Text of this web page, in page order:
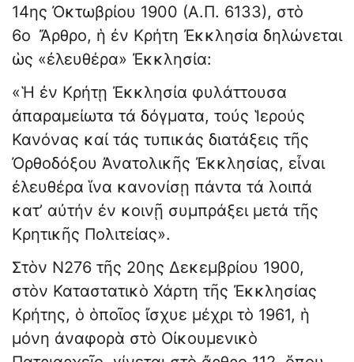
14ης Ὀκτωβρίου 1900 (Α.Π. 6133), στὸ
6ο Ἄρθρο, ἡ ἐν Κρήτη Ἐκκλησία δηλώνεται
ὡς «ἐλευθέρα» Ἐκκλησία:
«Ἡ ἐν Κρήτῃ Ἐκκλησία φυλάττουσα
ἀπαραμείωτα τά δόγματα, τούς Ἱερούς
Κανόνας καί τάς τυπικάς διατάξεις τῆς
Ὀρθοδόξου Ἀνατολικῆς Ἐκκλησίας, εἶναι
ἐλευθέρα ἵνα κανονίσῃ πάντα τά λοιπά
κατ’ αὐτήν ἐν κοινῇ συμπράξει μετά τῆς
Κρητικῆς Πολιτείας».
Στὸν Ν276 τῆς 20ης Δεκεμβρίου 1900,
στὸν Καταστατικὸ Χάρτη τῆς Ἐκκλησίας
Κρήτης, ὁ ὁποῖος ἴσχυε μέχρι τὸ 1961, ἡ
μόνη ἀναφορὰ στὸ Οἰκουμενικὸ